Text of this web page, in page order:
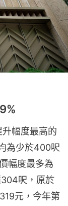
幅度最高的
為少於400呎
幅度最多為
呎，原於
元，今年第